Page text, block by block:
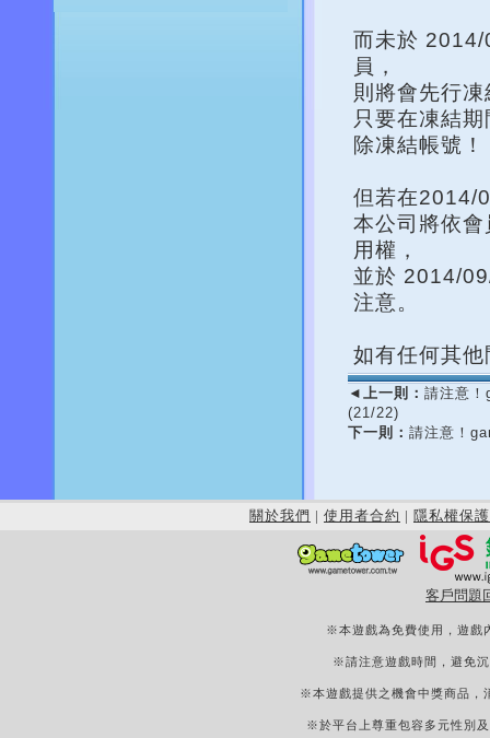
而未於
員，
則將會先行
只要在凍結
除凍結帳號！
但若在2014/
本公司將依
用權，
並於 2014/
注意。
如有任何其
◄ 上一則： 請注意
(21/22)
下一則： 請注意！
關於我們 | 使用者合約 | 隱私權保護
客戶問題
※本遊戲為免費使用，遊戲
※請注意遊戲時間，避免
※本遊戲提供之機會中獎商品，
※於平台上尊重包容多元性別